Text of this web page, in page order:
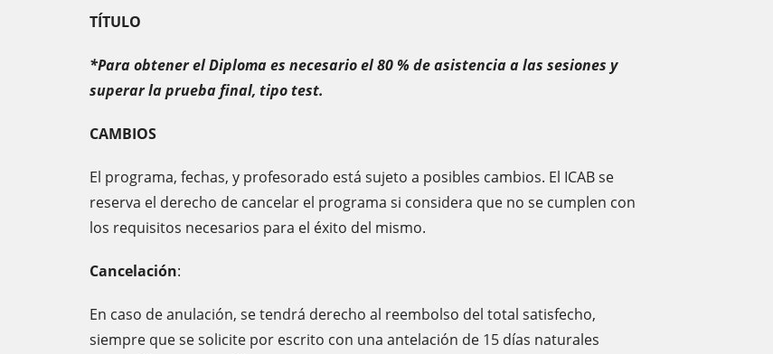
TÍTULO
*Para obtener el Diploma es necesario el 80 % de asistencia a las sesiones y
superar la prueba final, tipo test.
CAMBIOS
El programa, fechas, y profesorado está sujeto a posibles cambios. El ICAB se
reserva el derecho de cancelar el programa si considera que no se cumplen con
los requisitos necesarios para el éxito del mismo.
Cancelación:
En caso de anulación, se tendrá derecho al reembolso del total satisfecho,
siempre que se solicite por escrito con una antelación de 15 días naturales